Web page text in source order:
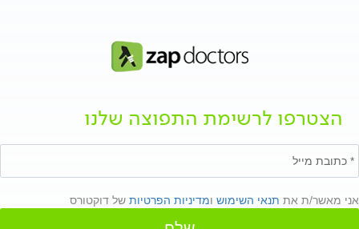
הצטרפו לרשימת התפוצה שלנו
אני מאשר/ת את תנאי השימוש ומדיניות הפרטיות של דוקטורס